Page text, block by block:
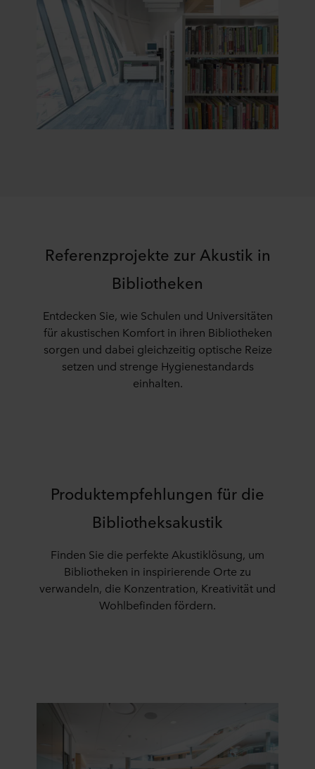
Referenzprojekte zur Akustik in
Bibliotheken
Entdecken Sie, wie Schulen und Universitäten
für akustischen Komfort in ihren Bibliotheken
sorgen und dabei gleichzeitig optische Reize
setzen und strenge Hygienestandards
einhalten.
Produktempfehlungen für die
Bibliotheksakustik
Finden Sie die perfekte Akustiklösung, um
Bibliotheken in inspirierende Orte zu
verwandeln, die Konzentration, Kreativität und
Wohlbefinden fördern.